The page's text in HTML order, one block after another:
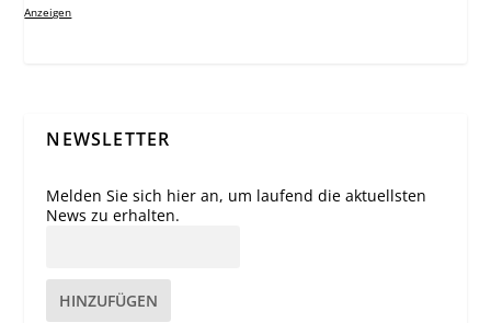
Anzeigen
NEWSLETTER
Melden Sie sich hier an, um laufend die aktuellsten
News zu erhalten.
HINZUFÜGEN